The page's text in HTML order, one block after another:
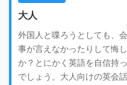
大人
外国人と喋ろうとしても、
事が言えなかったりして悔
か？とにかく英語を自信持
でしょう。大人向けの英会